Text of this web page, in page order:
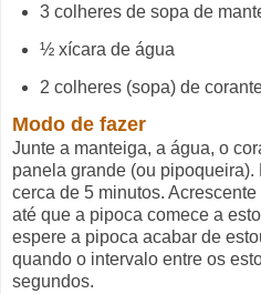
3 colheres de sopa de
½ xícara de água
2 colheres (sopa) de
Modo de fazer
Junte a manteiga, a água, o
panela grande (ou pipoqueira).
cerca de 5 minutos.
até que a pipoca comece a
espere a pipoca acabar de
quando o intervalo entre os
segundos.